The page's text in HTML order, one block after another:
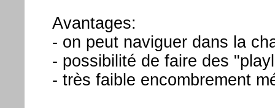
Avantages:
- on peut naviguer dans la
- possibilité de faire des
- très faible encombrement